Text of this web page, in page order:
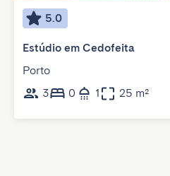
5.0
Estúdio em Cedofeita
Porto
3
0 1 25 m²